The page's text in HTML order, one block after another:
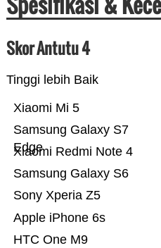
Skor Antutu 4
Tinggi lebih Baik
HTC One M9
Apple iPhone 6s
Sony Xperia Z5
Samsung Galaxy S6
Xiaomi Redmi Note 4
Samsung Galaxy S7
Edge
Xiaomi Mi 5